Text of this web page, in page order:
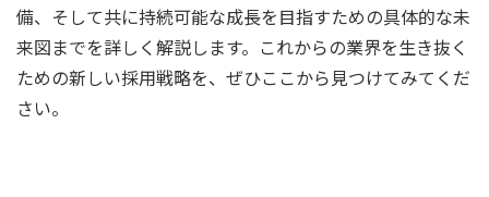
備、そして共に持続可能な成長を目指すための具体的な未
来図までを詳しく解説します。これからの業界を生き抜く
ための新しい採用戦略を、ぜひここから見つけてみてくだ
さい。